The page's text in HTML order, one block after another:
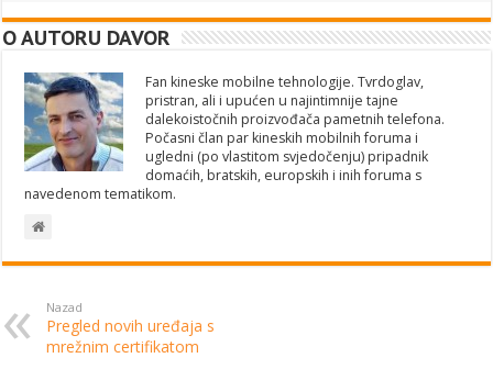
O AUTORU DAVOR
Fan kineske mobilne tehnologije. Tvrdoglav,
pristran, ali i upućen u najintimnije tajne
dalekoistočnih proizvođača pametnih telefona.
Počasni član par kineskih mobilnih foruma i
ugledni (po vlastitom svjedočenju) pripadnik
domaćih, bratskih, europskih i inih foruma s
navedenom tematikom.
Nazad
Pregled novih uređaja s
mrežnim certifikatom